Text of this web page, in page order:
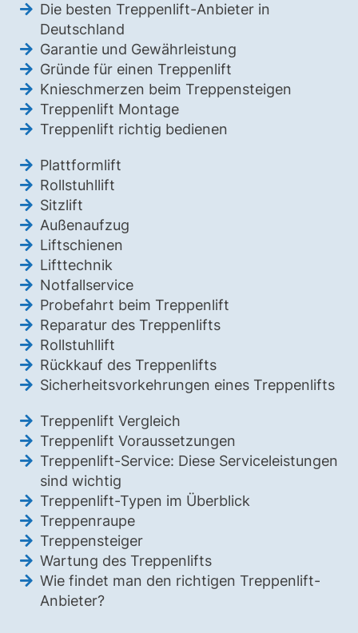
Die besten Treppenlift-Anbieter in
Deutschland
Garantie und Gewährleistung
Gründe für einen Treppenlift
Knieschmerzen beim Treppensteigen
Treppenlift Montage
Treppenlift richtig bedienen
Plattformlift
Rollstuhllift
Sitzlift
Außenaufzug
Liftschienen
Lifttechnik
Notfallservice
Probefahrt beim Treppenlift
Reparatur des Treppenlifts
Rollstuhllift
Rückkauf des Treppenlifts
Sicherheitsvorkehrungen eines Treppenlifts
Treppenlift Vergleich
Treppenlift Voraussetzungen
Treppenlift-Service: Diese Serviceleistungen
sind wichtig
Treppenlift-Typen im Überblick
Treppenraupe
Treppensteiger
Wartung des Treppenlifts
Wie findet man den richtigen Treppenlift-
Anbieter?